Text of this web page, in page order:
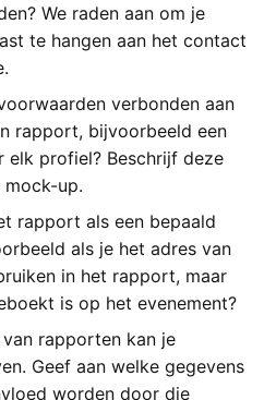
We raden aan om je
te hangen aan het contact
verbonden aan
rapport, bijvoorbeeld een
elk profiel? Beschrijf deze
up.
rapport als een bepaald
als je het adres van
in het rapport, maar
is op het evenement?
rapporten kan je
Geef aan welke gegevens
worden door die